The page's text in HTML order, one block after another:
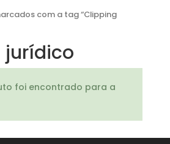
com a tag “Clipping
jurídico
foi encontrado para a